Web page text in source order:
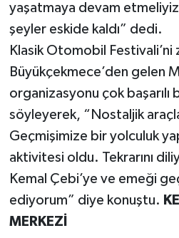
yaşatmaya devam etmeliyiz
şeyler eskide kaldı” dedi.
Klasik Otomobil
Büyükçekmece’den gelen
organizasyonu çok başarılı
söyleyerek, “Nostaljik
Geçmişimize bir yolculuk
aktivitesi oldu. Tekrarını
Kemal Çebi’ye ve emeği
ediyorum” diye konuştu.
MERKEZİ